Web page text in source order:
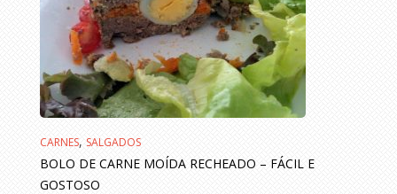
CARNES, SALGADOS
BOLO DE CARNE MOÍDA RECHEADO – FÁCIL E
GOSTOSO